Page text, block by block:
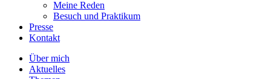
Meine Reden
Besuch und Praktikum
Presse
Kontakt
Über mich
Aktuelles